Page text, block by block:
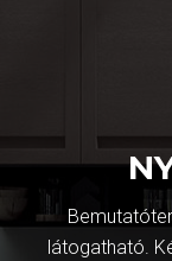
látogatható.